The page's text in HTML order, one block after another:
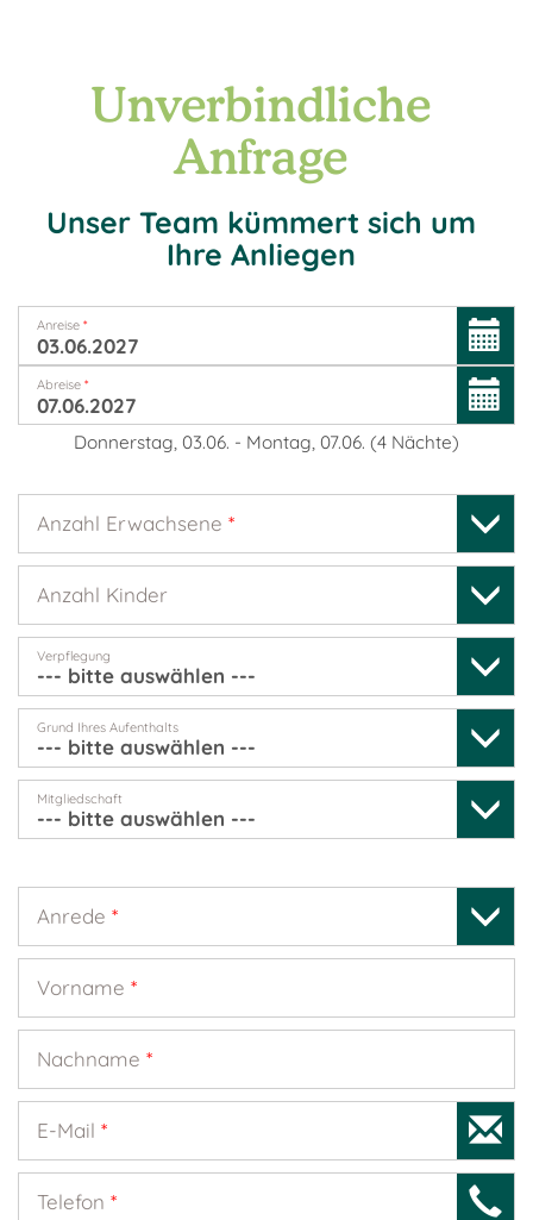
Unverbindliche
Anfrage
Unser Team kümmert sich um
Ihre Anliegen
Anreise *
Abreise *
Donnerstag, 03.06. - Montag, 07.06. (4 Nächte)
Anzahl Erwachsene *
Anzahl Kinder
Verpflegung
Grund Ihres Aufenthalts
Mitgliedschaft
Anrede *
Vorname *
Nachname *
E-Mail *
Telefon *